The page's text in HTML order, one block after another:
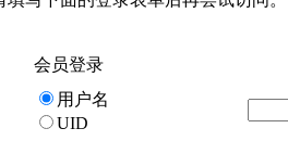
会员登录
用户名
UID